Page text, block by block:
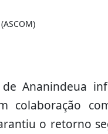
Ananindeua
colaboração
o retorno